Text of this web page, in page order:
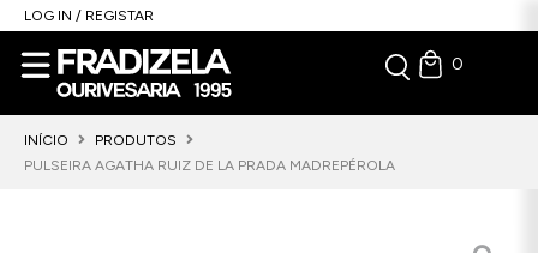
LOG IN / REGISTAR
0
INÍCIO
PRODUTOS
PULSEIRA AGATHA RUIZ DE LA PRADA MADREPÉROLA